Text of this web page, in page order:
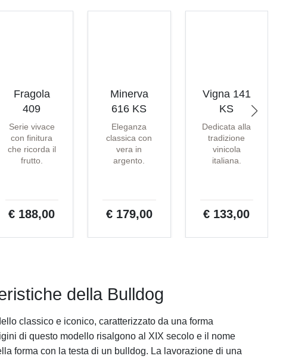
Fragola
409
Serie vivace
con finitura
che ricorda il
frutto.
€ 188,00
Minerva
616 KS
Eleganza
classica con
vera in
argento.
€ 179,00
Vigna 141
KS
Dedicata alla
tradizione
vinicola
italiana.
€ 133,00
della Bulldog
classico e iconico, caratterizzato da una forma
di questo modello risalgono al XIX secolo e il nome
forma con la testa di un bulldog. La lavorazione di una